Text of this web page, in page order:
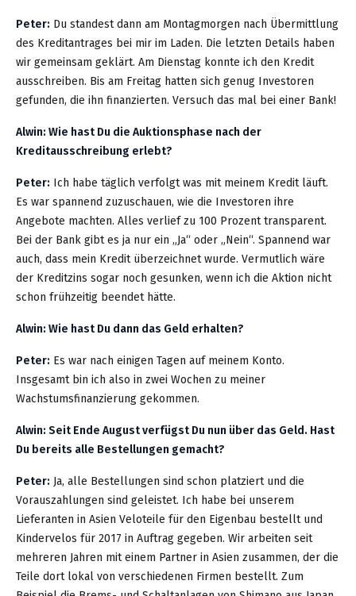
Peter: Du standest dann am Montagmorgen nach Übermittlung
des Kreditantrages bei mir im Laden. Die letzten Details haben
wir gemeinsam geklärt. Am Dienstag konnte ich den Kredit
ausschreiben. Bis am Freitag hatten sich genug Investoren
gefunden, die ihn finanzierten. Versuch das mal bei einer Bank!
Alwin: Wie hast Du die Auktionsphase nach der
Kreditausschreibung erlebt?
Peter: Ich habe täglich verfolgt was mit meinem Kredit läuft.
Es war spannend zuzuschauen, wie die Investoren ihre
Angebote machten. Alles verlief zu 100 Prozent transparent.
Bei der Bank gibt es ja nur ein „Ja“ oder „Nein“. Spannend war
auch, dass mein Kredit überzeichnet wurde. Vermutlich wäre
der Kreditzins sogar noch gesunken, wenn ich die Aktion nicht
schon frühzeitig beendet hätte.
Alwin: Wie hast Du dann das Geld erhalten?
Peter: Es war nach einigen Tagen auf meinem Konto.
Insgesamt bin ich also in zwei Wochen zu meiner
Wachstumsfinanzierung gekommen.
Alwin: Seit Ende August verfügst Du nun über das Geld. Hast
Du bereits alle Bestellungen gemacht?
Peter: Ja, alle Bestellungen sind schon platziert und die
Vorauszahlungen sind geleistet. Ich habe bei unserem
Lieferanten in Asien Veloteile für den Eigenbau bestellt und
Kindervelos für 2017 in Auftrag gegeben. Wir arbeiten seit
mehreren Jahren mit einem Partner in Asien zusammen, der die
Teile dort lokal von verschiedenen Firmen bestellt. Zum